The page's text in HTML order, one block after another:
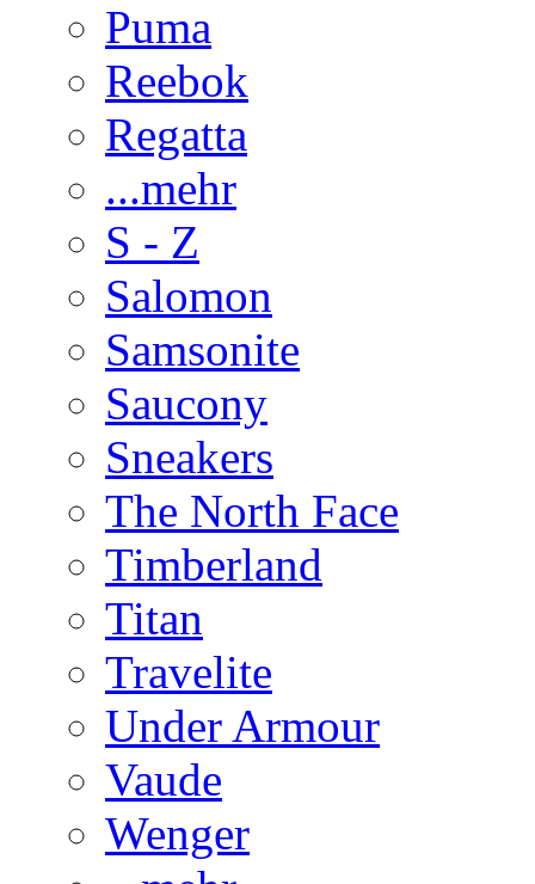
Puma
Reebok
Regatta
...mehr
S - Z
Salomon
Samsonite
Saucony
Sneakers
The North Face
Timberland
Titan
Travelite
Under Armour
Vaude
Wenger